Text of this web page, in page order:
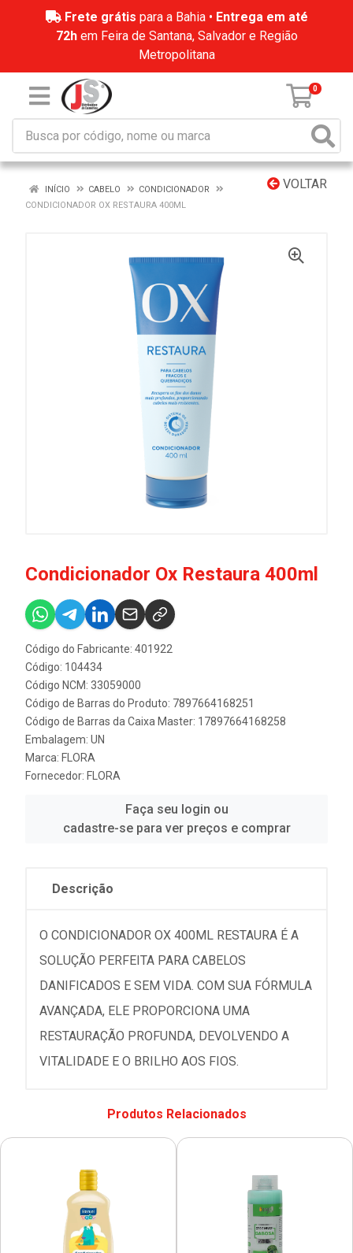
Frete grátis para a Bahia • Entrega em até
72hem Feira de Santana, Salvador e Região
Metropolitana
0
VOLTAR
INÍCIO CABELO
CONDICIONADOR
CONDICIONADOR OX RESTAURA 400ML
Condicionador Ox Restaura 400ml
Código do Fabricante: 401922
Código: 104434
Código NCM: 33059000
Código de Barras do Produto: 7897664168251
Código de Barras da Caixa Master: 17897664168258
Embalagem: UN
Marca: FLORA
Fornecedor: FLORA
Faça seu login ou
cadastre-se para ver preços e comprar
Descrição
O CONDICIONADOR OX 400ML RESTAURA É A
SOLUÇÃO PERFEITA PARA CABELOS
DANIFICADOS E SEM VIDA. COM SUA FÓRMULA
AVANÇADA, ELE PROPORCIONA UMA
RESTAURAÇÃO PROFUNDA, DEVOLVENDO A
VITALIDADE E O BRILHO AOS FIOS.
Produtos Relacionados